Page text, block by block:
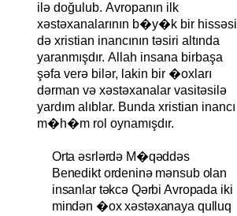
ilə doğulub. Avropanın ilk
xəstəxanalarının b�y�k bir hissəsi
də xristian inancının təsiri altında
yaranmışdır. Allah insana birbaşa
şəfa verə bilər, lakin bir �oxları
dərman və xəstəxanalar vasitəsilə
yardım alıblar. Bunda xristian inancı
m�h�m rol oynamışdır.
Orta əsrlərdə M�qəddəs
Benedikt ordeninə mənsub olan
insanlar təkcə Qərbi Avropada iki
mindən �ox xəstəxanaya qulluq